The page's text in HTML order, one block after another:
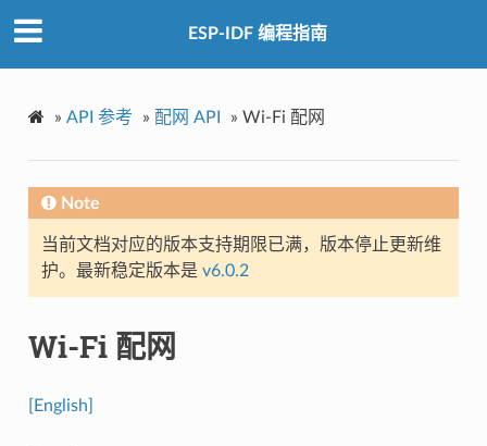
ESP-IDF 编程指南
» API 参考 » 配网 API » Wi-Fi 配网
Note
当前文档对应的版本支持期限已满，版本停止更新维
护。最新稳定版本是 v6.0.2
Wi-Fi 配网
[English]